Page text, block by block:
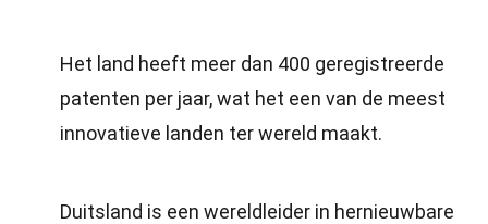
Het land heeft meer dan 400 geregistreerde
patenten per jaar, wat het een van de meest
innovatieve landen ter wereld maakt.
Duitsland is een wereldleider in hernieuwbare